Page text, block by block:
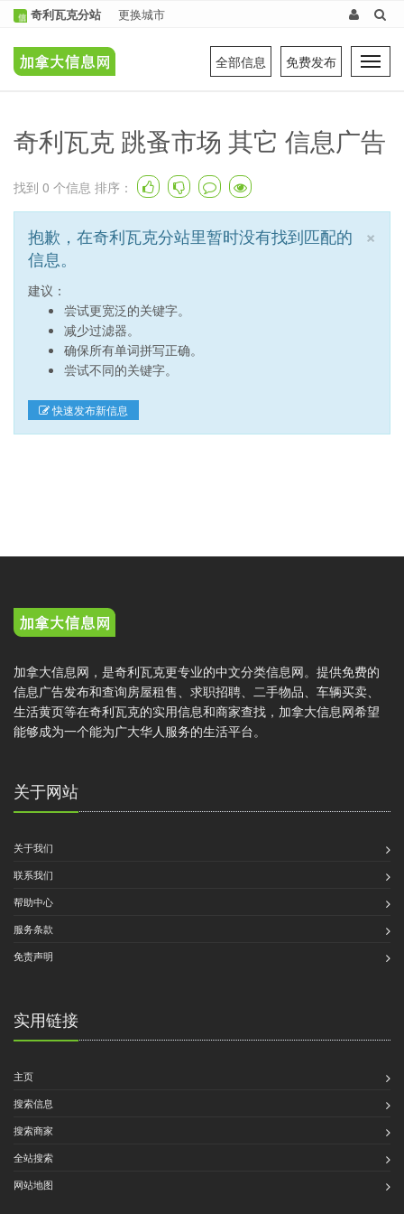
奇利瓦克分站 更换城市
免费发布
全部信息
奇利瓦克 跳蚤市场 其它 信息广告
找到 0 个信息 排序：
×
抱歉，在奇利瓦克分站里暂时没有找到匹配的
信息。
建议：
尝试更宽泛的关键字。
减少过滤器。
确保所有单词拼写正确。
尝试不同的关键字。
快速发布新信息
加拿大信息网，是奇利瓦克更专业的中文分类信息网。提供免费的
信息广告发布和查询房屋租售、求职招聘、二手物品、车辆买卖、
生活黄页等在奇利瓦克的实用信息和商家查找，加拿大信息网希望
能够成为一个能为广大华人服务的生活平台。
关于网站
关于我们
联系我们
帮助中心
服务条款
免责声明
实用链接
主页
搜索信息
搜索商家
全站搜索
网站地图